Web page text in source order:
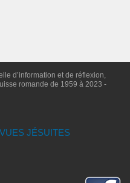
d’information et de réflexion,
romande de 1959 à 2023 -
JÉSUITES